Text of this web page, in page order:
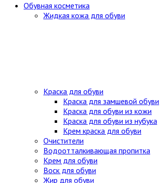
Обувная косметика
Жидкая кожа для обуви
Краска для обуви
Краска для замшевой обуви
Краска для обуви из кожи
Краска для обуви из нубука
Крем краска для обуви
Очистители
Водоотталкивающая пропитка
Крем для обуви
Воск для обуви
Жир для обуви